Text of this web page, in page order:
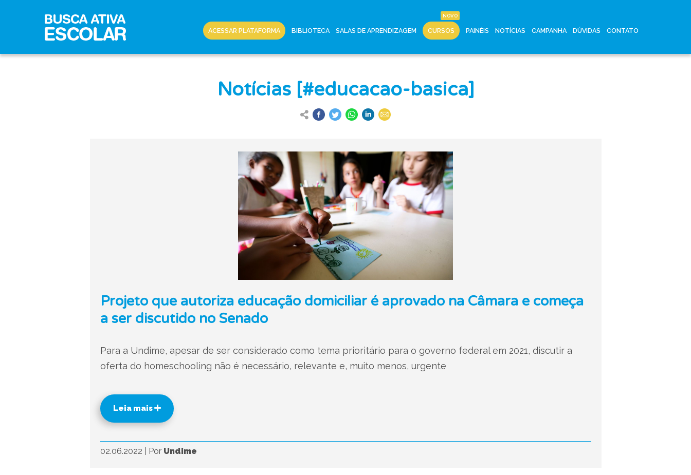
ACESSAR PLATAFORMA BIBLIOTECA SALAS DE APRENDIZAGEM CURSOS PAINÉIS NOTÍCIAS CAMPANHA DÚVIDAS CONTATO
Notícias [#educacao-basica]
Projeto que autoriza educação domiciliar é aprovado na Câmara e começa
a ser discutido no Senado
Para a Undime, apesar de ser considerado como tema prioritário para o governo federal em 2021, discutir a
oferta do homeschooling não é necessário, relevante e, muito menos, urgente
Leia mais
02.06.2022 Por Undime